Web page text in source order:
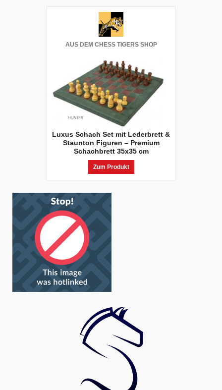
AUS DEM CHESS TIGERS SHOP
Luxus Schach Set mit Lederbrett &
Staunton Figuren – Premium
Schachbrett 35x35 cm
Zum Produkt